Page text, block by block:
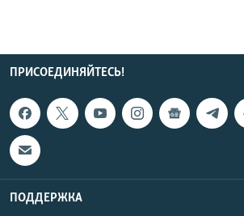
ПРИСОЕДИНЯЙТЕСЬ!
ПОДДЕРЖКА